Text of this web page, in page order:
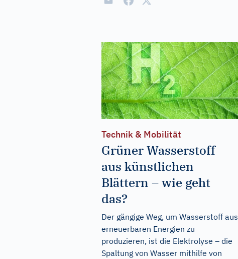
Technik & Mobilität
Grüner Wasserstoff
aus künstlichen
Blättern – wie geht
das?
Der gängige Weg, um Wasserstoff aus
erneuerbaren Energien zu
produzieren, ist die Elektrolyse – die
Spaltung von Wasser mithilfe von